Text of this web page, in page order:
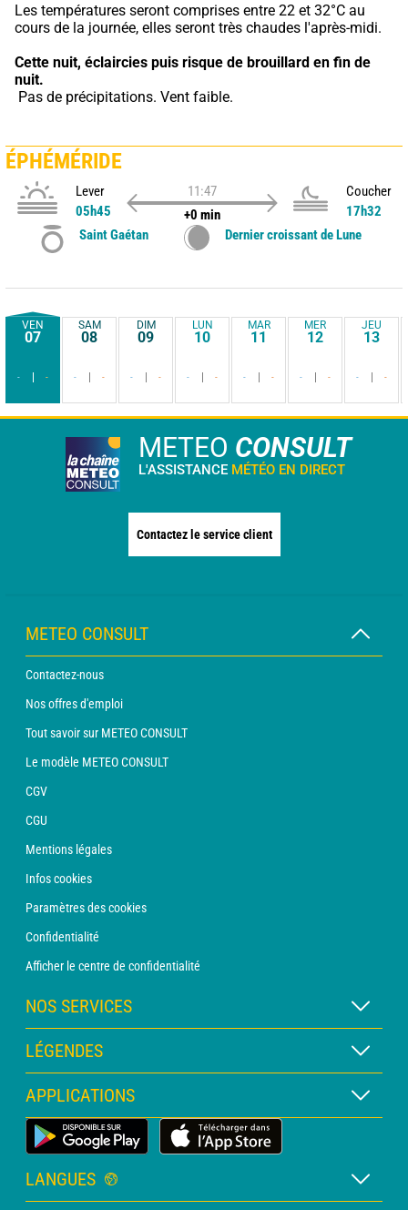
Les températures seront comprises entre 22 et 32°C au
cours de la journée, elles seront très chaudes l'après-midi.
Cette nuit, éclaircies puis risque de brouillard en fin de
nuit.
Pas de précipitations. Vent faible.
ÉPHÉMÉRIDE
Lever
05h45
11:47
+0 min
Coucher
17h32
Saint Gaétan
Dernier croissant de Lune
VEN
07
- -
SAM
08
- -
DIM
09
- -
LUN
10
- -
MAR
11
- -
MER
12
- -
JEU
13
- -
METEO CONSULT
L'ASSISTANCE MÉTÉO EN DIRECT
Contactez le service client
METEO CONSULT
Contactez-nous
Nos offres d'emploi
Tout savoir sur METEO CONSULT
Le modèle METEO CONSULT
CGV
CGU
Mentions légales
Infos cookies
Paramètres des cookies
Confidentialité
Afficher le centre de confidentialité
NOS SERVICES
Abonnement METEO Xpert
Abonnement METEO PRO
Consultation avec un prévisionniste
Bulletin PRO
LÉGENDES
Légende des cartes
Légende des pictogrammes
Glossaire
APPLICATIONS
Application Météo Terrestre
LANGUES